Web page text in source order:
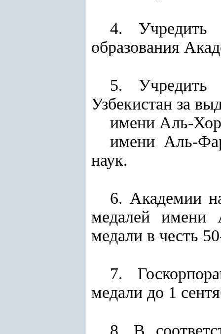
4. Учредить
образования
5. Учредить
Узбекистан за
имени Аль-
имени Аль-
наук.
6. Академии
медалей имени
медали в честь
7.
медали до 1
8. В